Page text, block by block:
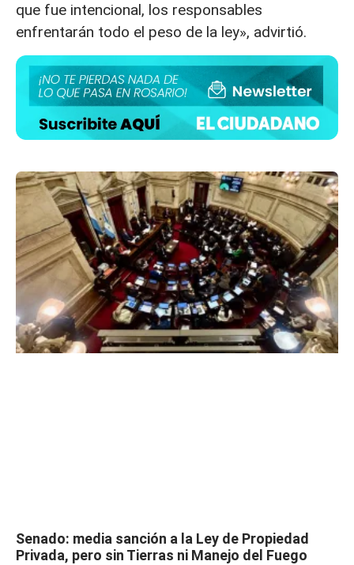
que fue intencional, los responsables
enfrentarán todo el peso de la ley», advirtió.
Senado: media sanción a la Ley de Propiedad
Privada, pero sin Tierras ni Manejo del Fuego